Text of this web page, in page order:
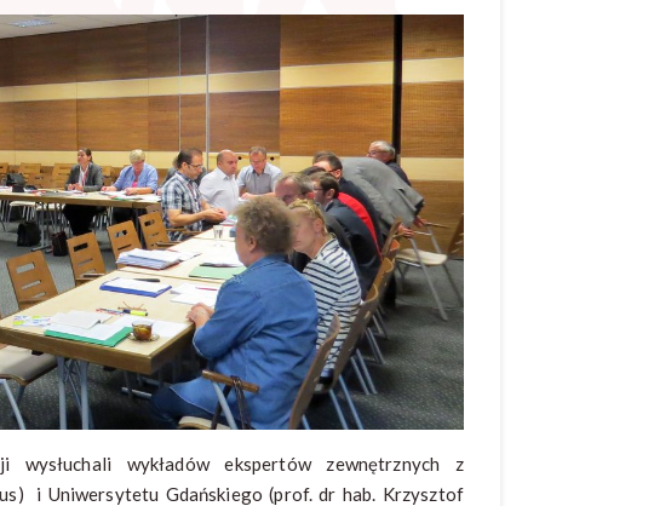
wysłuchali wykładów ekspertów zewnętrznych z
i Uniwersytetu Gdańskiego (prof. dr hab. Krzysztof